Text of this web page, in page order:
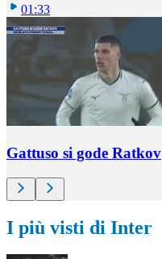
01:33
Gattuso si gode Ratkov
I più visti di Inter